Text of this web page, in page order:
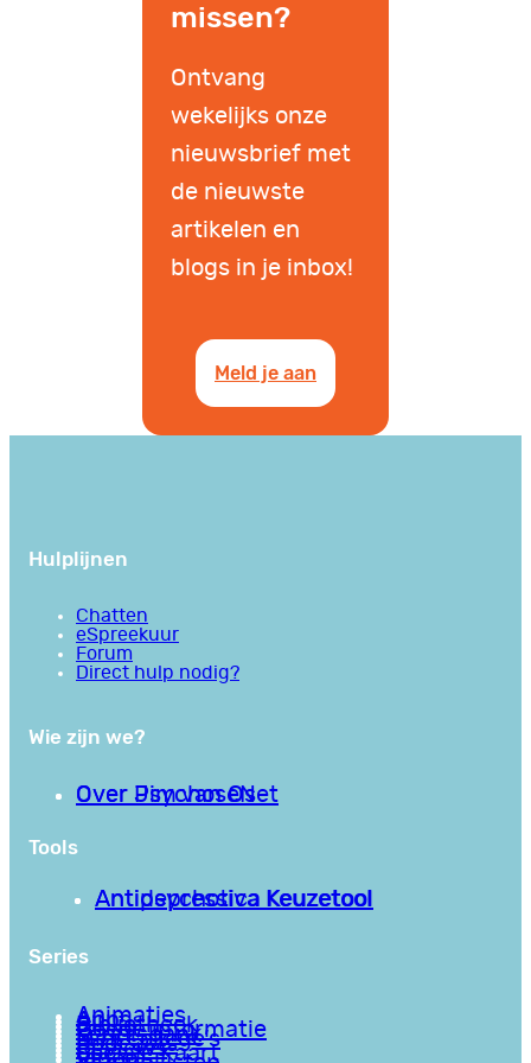
missen?
Ontvang
wekelijks onze
nieuwsbrief met
de nieuwste
artikelen en
blogs in je inbox!
Meld je aan
Hulplijnen
Chatten
eSpreekuur
Forum
Direct hulp nodig?
Wie zijn we?
Over PsychoseNet
Over Jim van Os
Tools
Antipsychotica Keuzetool
Antidepressiva Keuzetool
Series
Animaties
Apps
Bibliotheek
Goede informatie
Kennisbank
Mini college’s
Podcasts
Reviews
Sociale Kaart
Video’s